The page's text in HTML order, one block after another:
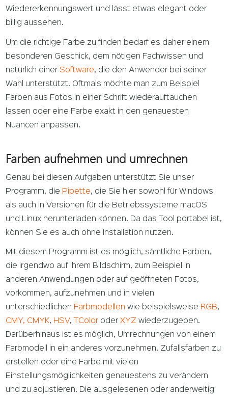
Wiedererkennungswert und lässt etwas elegant oder
billig aussehen.
Um die richtige Farbe zu finden bedarf es daher einem
besonderen Geschick, dem nötigen Fachwissen und
natürlich einer Software, die den Anwender bei seiner
Wahl unterstützt. Oftmals möchte man zum Beispiel
Farben aus Fotos in einer Schrift wiederauftauchen
lassen oder eine Farbe exakt in den genauesten
Nuancen anpassen.
Farben aufnehmen und umrechnen
Genau bei diesen Aufgaben unterstützt Sie unser
Programm, die Pipette, die Sie hier sowohl für Windows
als auch in Versionen für die Betriebssysteme macOS
und Linux herunterladen können. Da das Tool portabel ist,
können Sie es auch ohne Installation nutzen.
Mit diesem Programm ist es möglich, sämtliche Farben,
die irgendwo auf Ihrem Bildschirm, zum Beispiel in
anderen Anwendungen oder auf geöffneten Fotos,
vorkommen, aufzunehmen und in vielen
unterschiedlichen Farbmodellen wie beispielsweise RGB,
CMY, CMYK, HSV, TColor oderXYZ wiederzugeben.
Darüberhinaus ist es möglich, Umrechnungen von einem
Farbmodell in ein anderes vorzunehmen, Zufallsfarben zu
erstellen oder eine Farbe mit vielen
Einstellungsmöglichkeiten genauestens zu verändern
und zu adjustieren. Die ausgelesenen oder anderweitig